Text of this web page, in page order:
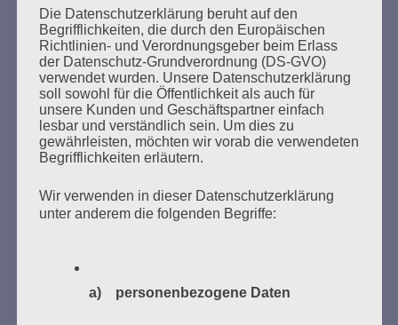
SUCHEN
NACH:
MARATHONLESUNG AUS DEN
Die Datenschutzerklärung beruht auf den
Begrifflichkeiten, die durch den Europäischen
Richtlinien- und Verordnungsgeber beim Erlass
der Datenschutz-Grundverordnung (DS-GVO)
verwendet wurden. Unsere Datenschutzerklärung
soll sowohl für die Öffentlichkeit als auch für
unsere Kunden und Geschäftspartner einfach
lesbar und verständlich sein. Um dies zu
gewährleisten, möchten wir vorab die verwendeten
Begrifflichkeiten erläutern.
Wir verwenden in dieser Datenschutzerklärung
unter anderem die folgenden Begriffe:
a) personenbezogene Daten